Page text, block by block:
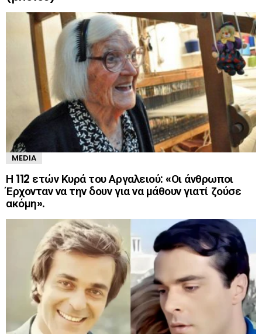
MEDIA
Η 112 ετών Κυρά του Αργαλειού: «Οι άνθρωποι
Έρχονταν να την δουν για να μάθουν γιατί ζούσε
ακόμη».